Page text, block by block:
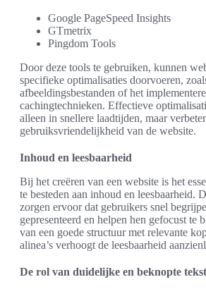
Google PageSpeed Insights
GTmetrix
Pingdom Tools
Door deze tools te gebruiken, kunnen
specifieke optimalisaties doorvoeren,
afbeeldingsbestanden of het
cachingtechnieken. Effectieve
alleen in snellere laadtijden, maar
gebruiksvriendelijkheid van de website.
Inhoud en leesbaarheid
Bij het creëren van een website is het
te besteden aan inhoud en leesbaarheid.
zorgen ervoor dat gebruikers snel
gepresenteerd en helpen hen gefocust te
van een goede structuur met relevante
alinea’s verhoogt de leesbaarheid
De rol van duidelijke en beknopte